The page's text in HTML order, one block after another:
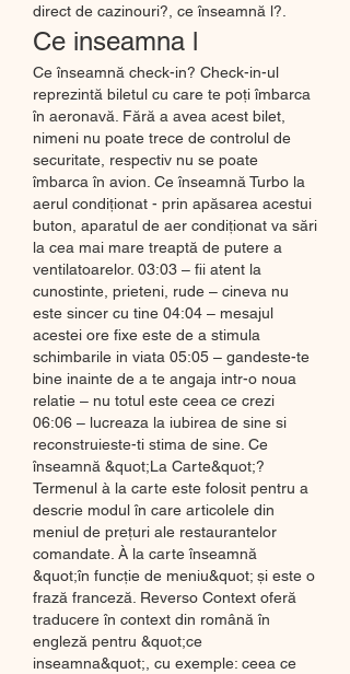
direct de cazinouri?, ce înseamnă l?.
Ce inseamna l
Ce înseamnă check-in? Check-in-ul
reprezintă biletul cu care te poți îmbarca
în aeronavă. Fără a avea acest bilet,
nimeni nu poate trece de controlul de
securitate, respectiv nu se poate
îmbarca în avion. Ce înseamnă Turbo la
aerul condiționat - prin apăsarea acestui
buton, aparatul de aer condiționat va sări
la cea mai mare treaptă de putere a
ventilatoarelor. 03:03 – fii atent la
cunostinte, prieteni, rude – cineva nu
este sincer cu tine 04:04 – mesajul
acestei ore fixe este de a stimula
schimbarile in viata 05:05 – gandeste-te
bine inainte de a te angaja intr-o noua
relatie – nu totul este ceea ce crezi
06:06 – lucreaza la iubirea de sine si
reconstruieste-ti stima de sine. Ce
înseamnă &quot;La Carte&quot;?
Termenul à la carte este folosit pentru a
descrie modul în care articolele din
meniul de prețuri ale restaurantelor
comandate. À la carte înseamnă
&quot;în funcție de meniu&quot; și este o
frază franceză. Reverso Context oferă
traducere în context din română în
engleză pentru &quot;ce
inseamna&quot;, cu exemple: ceea ce